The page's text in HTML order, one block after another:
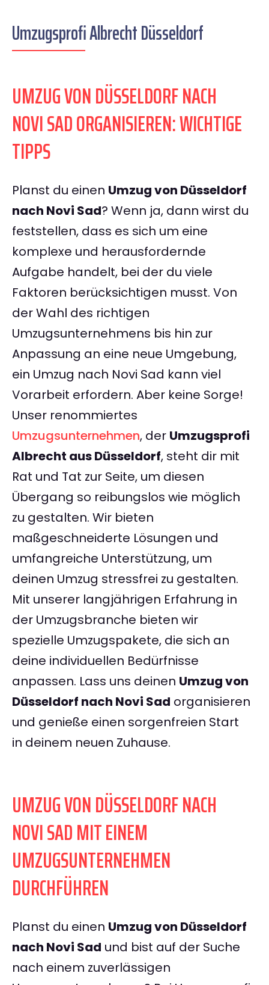
Umzugsprofi Albrecht Düsseldorf
UMZUG VON DÜSSELDORF NACH
NOVI SAD ORGANISIEREN: WICHTIGE
TIPPS
Planst du einen Umzug von Düsseldorf
nach Novi Sad? Wenn ja, dann wirst du
feststellen, dass es sich um eine
komplexe und herausfordernde
Aufgabe handelt, bei der du viele
Faktoren berücksichtigen musst. Von
der Wahl des richtigen
Umzugsunternehmens bis hin zur
Anpassung an eine neue Umgebung,
ein Umzug nach Novi Sad kann viel
Vorarbeit erfordern. Aber keine Sorge!
Unser renommiertes
Umzugsunternehmen, der Umzugsprofi
Albrecht aus Düsseldorf, steht dir mit
Rat und Tat zur Seite, um diesen
Übergang so reibungslos wie möglich
zu gestalten. Wir bieten
maßgeschneiderte Lösungen und
umfangreiche Unterstützung, um
deinen Umzug stressfrei zu gestalten.
Mit unserer langjährigen Erfahrung in
der Umzugsbranche bieten wir
spezielle Umzugspakete, die sich an
deine individuellen Bedürfnisse
anpassen. Lass uns deinen Umzug von
Düsseldorf nach Novi Sad organisieren
und genieße einen sorgenfreien Start
in deinem neuen Zuhause.
UMZUG VON DÜSSELDORF NACH
NOVI SAD MIT EINEM
UMZUGSUNTERNEHMEN
DURCHFÜHREN
Planst du einen Umzug von Düsseldorf
nach Novi Sad und bist auf der Suche
nach einem zuverlässigen